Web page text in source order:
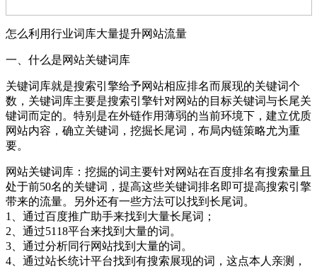
怎么利用行业词库大量提升网站流量
一、什么是网站关键词库
关键词库就是搜索引擎给予网站相应排名而展现的关键词个
数，关键词库主要是搜索引擎针对网站的目标关键词与长尾关
键词而定的。特别是在外链作用薄弱的当前环境下，建立优质
网站内容，确立关键词，挖掘长尾词，布局内链策略尤为重
要。
网站关键词库：挖掘的词主要针对网站在百度排名有搜索量且
处于前50名的关键词，提高这些关键词排名即可提高搜索引擎
带来的流量。另外还有一些方法可以找到长尾词。
1、通过百度推广助手来找到大量长尾词；
2、通过5118平台来找到大量的词。
3、通过分析同行网站找到大量的词。
4、通过站长统计平台找到有搜索展现的词，这点本人亲测，